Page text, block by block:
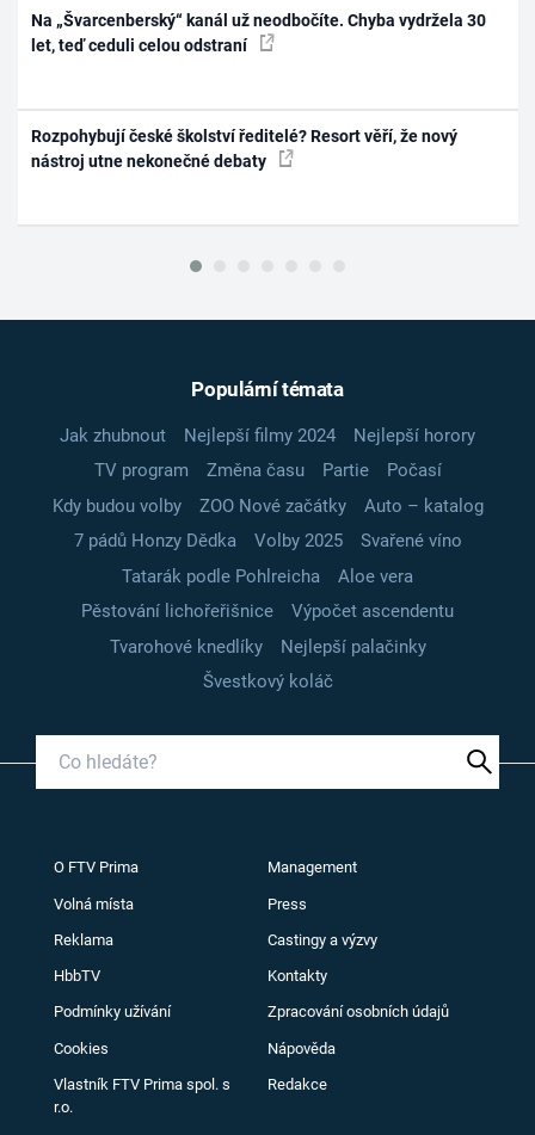
Na „Švarcenberský“ kanál už neodbočíte. Chyba vydržela 30
let, teď ceduli celou odstraní
Rozpohybují české školství ředitelé? Resort věří, že nový
nástroj utne nekonečné debaty
Populární témata
Jak zhubnout Nejlepší filmy 2024
Nejlepší horory
TV program
Změna času Partie
Počasí
Kdy budou volby
ZOO Nové začátky
Auto – katalog
7 pádů Honzy Dědka
Volby 2025
Svařené víno
Tatarák podle Pohlreicha
Aloe vera
Pěstování lichořeřišnice
Výpočet ascendentu
Tvarohové knedlíky
Nejlepší palačinky
Švestkový koláč
O FTV Prima Management
Volná místa Press
Reklama Castingy a výzvy
HbbTV Kontakty
Podmínky užívání Zpracování osobních údajů
Cookies Nápověda
Vlastník FTV Prima spol. s
r.o.
Redakce